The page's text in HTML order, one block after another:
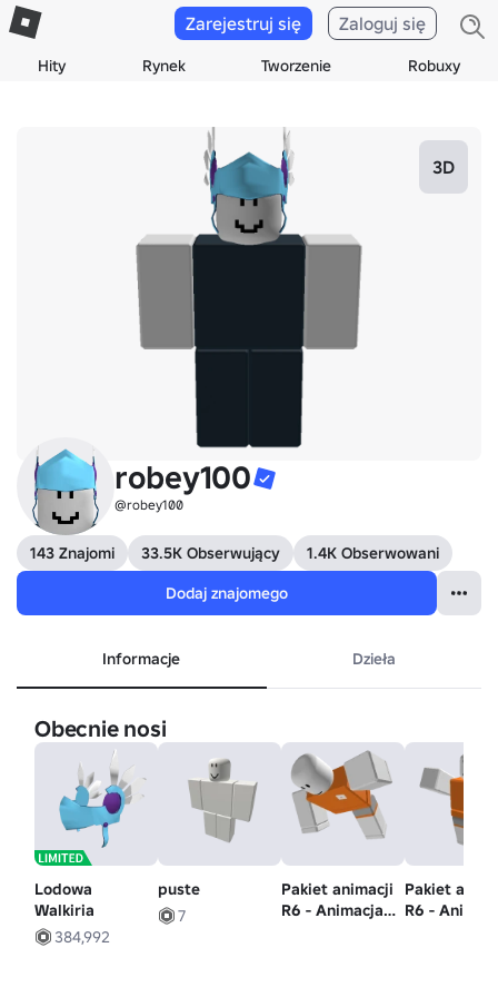
Hity Rynek Tworzenie Robuxy
Zarejestruj się Zaloguj się
3D
robey100
@robey100
143 Znajomi 33.5K Obserwujący
1.4K Obserwowani
Dodaj znajomego
Informacje Dzieła
Obecnie nosi
Lodowa
Walkiria
384,992
puste
7
Pakiet animacji
R6 - Animacja
Pakiet
R6 -